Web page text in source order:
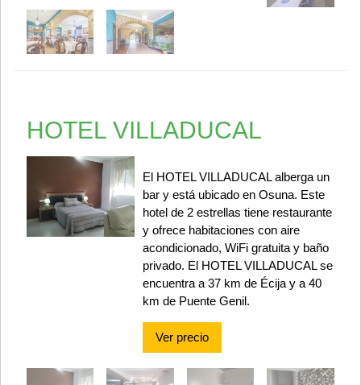
HOTEL VILLADUCAL
El HOTEL VILLADUCAL alberga un
bar y está ubicado en Osuna. Este
hotel de 2 estrellas tiene restaurante
y ofrece habitaciones con aire
acondicionado, WiFi gratuita y baño
privado. El HOTEL VILLADUCAL se
encuentra a 37 km de Écija y a 40
km de Puente Genil.
Ver precio